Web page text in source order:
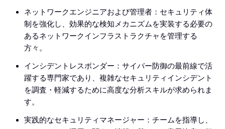
ネットワークエンジニアおよび管理者：セキュリティ体
制を強化し、効果的な検知メカニズムを実装する必要の
あるネットワークインフラストラクチャを管理する
方々。
インシデントレスポンダー：サイバー防御の最前線で活
躍する専門家であり、複雑なセキュリティインシデント
を調査・軽減するために高度な分析スキルが求められま
す。
実践的なセキュリティマネージャー：チームを指導し、